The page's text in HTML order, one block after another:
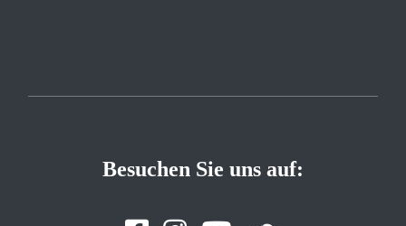
Besuchen Sie uns auf: